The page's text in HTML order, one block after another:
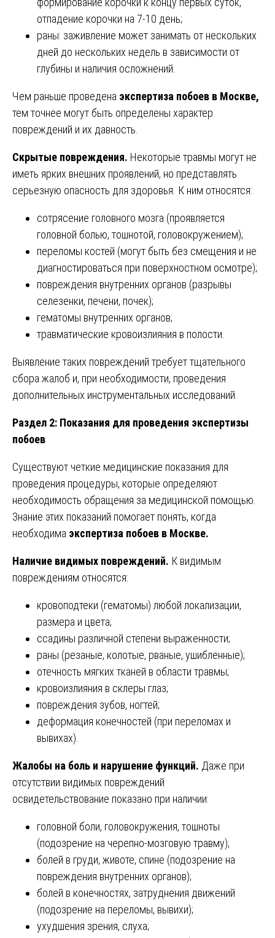
отпадение корочки на 7-10 день;
раны: заживление может занимать от нескольких
дней до нескольких недель в зависимости от
глубины и наличия осложнений.
Чем раньше проведена экспертиза побоев в Москве,
тем точнее могут быть определены характер
повреждений и их давность.
Скрытые повреждения. Некоторые травмы могут не
иметь ярких внешних проявлений, но представлять
серьезную опасность для здоровья. К ним относятся:
сотрясение головного мозга (проявляется
головной болью, тошнотой, головокружением);
переломы костей (могут быть без смещения и не
диагностироваться при поверхностном осмотре);
повреждения внутренних органов (разрывы
селезенки, печени, почек);
гематомы внутренних органов;
травматические кровоизлияния в полости.
Выявление таких повреждений требует тщательного
сбора жалоб и, при необходимости, проведения
дополнительных инструментальных исследований.
Раздел 2: Показания для проведения экспертизы
побоев
Существуют четкие медицинские показания для
проведения процедуры, которые определяют
необходимость обращения за медицинской помощью.
Знание этих показаний помогает понять, когда
необходима экспертиза побоев в Москве.
Наличие видимых повреждений. К видимым
повреждениям относятся:
кровоподтеки (гематомы) любой локализации,
размера и цвета;
ссадины различной степени выраженности;
раны (резаные, колотые, рваные, ушибленные);
отечность мягких тканей в области травмы;
кровоизлияния в склеры глаз;
повреждения зубов, ногтей;
деформация конечностей (при переломах и
вывихах).
Жалобы на боль и нарушение функций. Даже при
отсутствии видимых повреждений
освидетельствование показано при наличии:
головной боли, головокружения, тошноты
(подозрение на черепно-мозговую травму);
болей в груди, животе, спине (подозрение на
повреждения внутренних органов);
болей в конечностях, затруднения движений
(подозрение на переломы, вывихи);
ухудшения зрения, слуха;